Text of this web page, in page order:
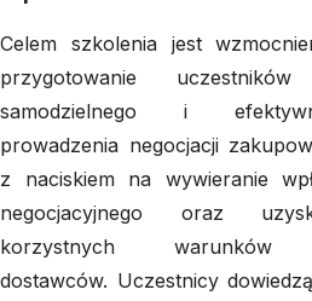
Celem szkolenia jest
przygotowanie
samodzielnego i
prowadzenia negocjacji
z naciskiem na wywieranie
negocjacyjnego oraz
korzystnych
dostawców. Uczestnicy